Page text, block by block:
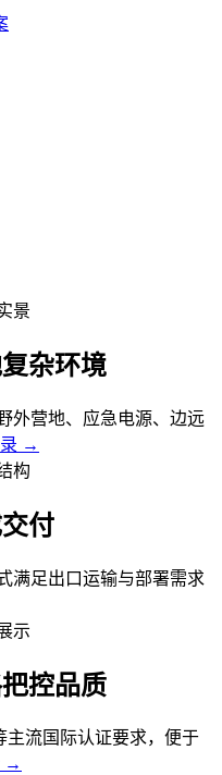
杂环境
外营地、应急电源、边远
→
付
满足出口运输与部署需求
控品质
主流国际认证要求，便于
→